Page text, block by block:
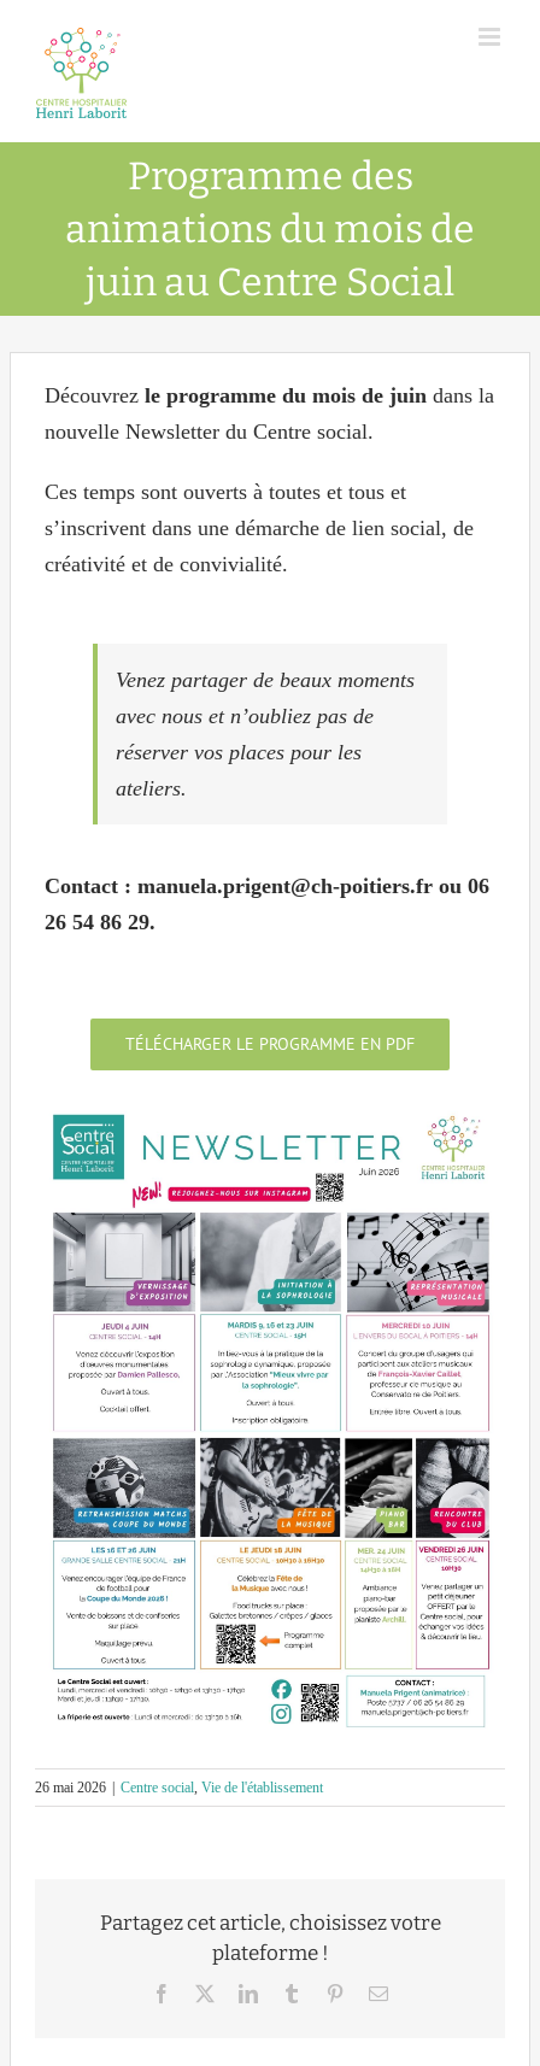
Programme des
animations du mois de
juin au Centre Social
Découvrez le programme du mois de juin dans la
nouvelle Newsletter du Centre social.
Ces temps sont ouverts à toutes et tous et
s’inscrivent dans une démarche de lien social, de
créativité et de convivialité.
Venez partager de beaux moments
avec nous et n’oubliez pas de
réserver vos places pour les
ateliers.
Contact : manuela.prigent@ch-poitiers.fr ou 06
26 54 86 29.
TÉLÉCHARGER LE PROGRAMME EN PDF
26 mai 2026 Centre social, Vie de l'établissement
Partagez cet article, choisissez votre
plateforme !
Facebook LinkedInTumblr PinterestEmail